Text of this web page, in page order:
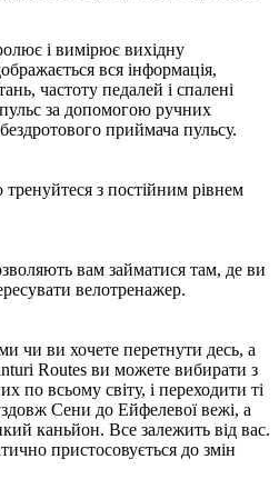
і вимірює вихідну
вся інформація,
частоту педалей і спалені
пульс за допомогою ручних
приймача пульсу.
з постійним рівнем
вам займатися там, де ви
велотренажер.
чи ви хочете перетнути десь, а
Routes ви можете вибирати з
по всьому світу, і переходити ті
Сени до Ейфелевої вежі, а
каньйон. Все залежить від вас.
пристосовується до змін